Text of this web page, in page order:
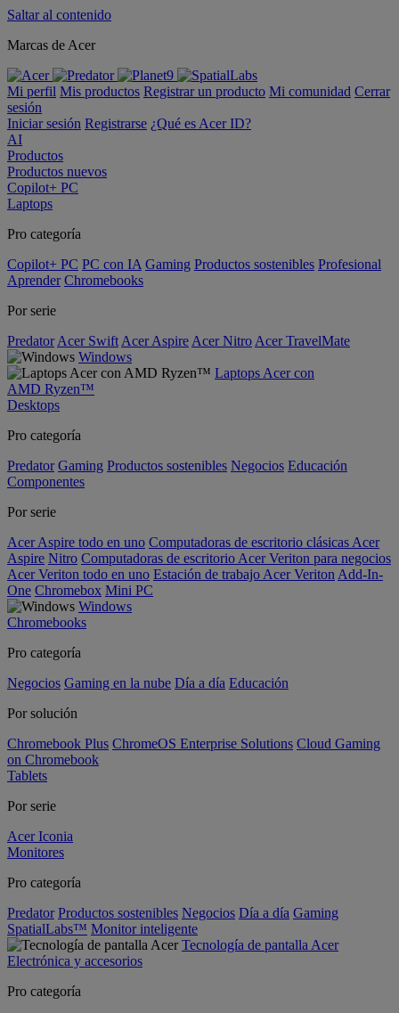
Saltar al contenido
Marcas de Acer
Mi perfil Mis productos Registrar un producto Mi comunidad Cerrar
sesión
Iniciar sesión Registrarse ¿Qué es Acer ID?
AI
Productos
Productos nuevos
Copilot+ PC
Laptops
Pro categoría
Copilot+ PC PC con IA Gaming Productos sostenibles Profesional
Aprender Chromebooks
Por serie
Predator Acer Swift Acer Aspire Acer Nitro Acer TravelMate
Windows
Laptops Acer con
AMD Ryzen™
Desktops
Pro categoría
Predator Gaming Productos sostenibles Negocios Educación
Componentes
Por serie
Acer Aspire todo en uno Computadoras de escritorio clásicas Acer
Aspire Nitro Computadoras de escritorio Acer Veriton para negocios
Acer Veriton todo en uno Estación de trabajo Acer Veriton Add-In-
One Chromebox Mini PC
Windows
Chromebooks
Pro categoría
Negocios Gaming en la nube Día a día Educación
Por solución
Chromebook Plus ChromeOS Enterprise Solutions Cloud Gaming
on Chromebook
Tablets
Por serie
Acer Iconia
Monitores
Pro categoría
Predator Productos sostenibles Negocios Día a día Gaming
SpatialLabs™ Monitor inteligente
Tecnología de pantalla Acer
Electrónica y accesorios
Pro categoría